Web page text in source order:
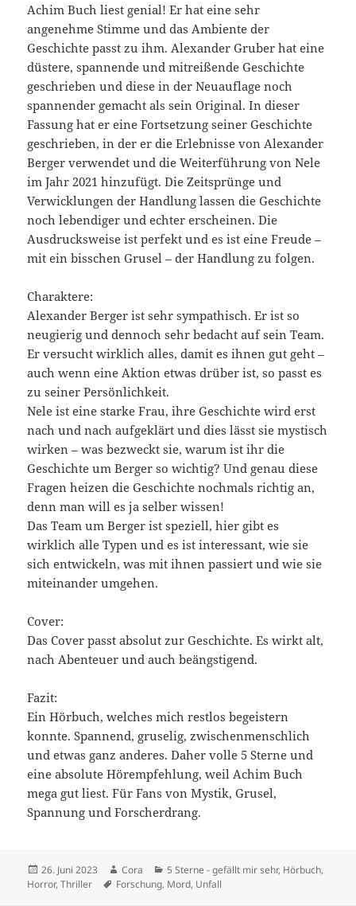
Achim Buch liest genial! Er hat eine sehr
angenehme Stimme und das Ambiente der
Geschichte passt zu ihm. Alexander Gruber hat eine
düstere, spannende und mitreißende Geschichte
geschrieben und diese in der Neuauflage noch
spannender gemacht als sein Original. In dieser
Fassung hat er eine Fortsetzung seiner Geschichte
geschrieben, in der er die Erlebnisse von Alexander
Berger verwendet und die Weiterführung von Nele
im Jahr 2021 hinzufügt. Die Zeitsprünge und
Verwicklungen der Handlung lassen die Geschichte
noch lebendiger und echter erscheinen. Die
Ausdrucksweise ist perfekt und es ist eine Freude –
mit ein bisschen Grusel – der Handlung zu folgen.
Charaktere:
Alexander Berger ist sehr sympathisch. Er ist so
neugierig und dennoch sehr bedacht auf sein Team.
Er versucht wirklich alles, damit es ihnen gut geht –
auch wenn eine Aktion etwas drüber ist, so passt es
zu seiner Persönlichkeit.
Nele ist eine starke Frau, ihre Geschichte wird erst
nach und nach aufgeklärt und dies lässt sie mystisch
wirken – was bezweckt sie, warum ist ihr die
Geschichte um Berger so wichtig? Und genau diese
Fragen heizen die Geschichte nochmals richtig an,
denn man will es ja selber wissen!
Das Team um Berger ist speziell, hier gibt es
wirklich alle Typen und es ist interessant, wie sie
sich entwickeln, was mit ihnen passiert und wie sie
miteinander umgehen.
Cover:
Das Cover passt absolut zur Geschichte. Es wirkt alt,
nach Abenteuer und auch beängstigend.
Fazit:
Ein Hörbuch, welches mich restlos begeistern
konnte. Spannend, gruselig, zwischenmenschlich
und etwas ganz anderes. Daher volle 5 Sterne und
eine absolute Hörempfehlung, weil Achim Buch
mega gut liest. Für Fans von Mystik, Grusel,
Spannung und Forscherdrang.
Veröffentlicht
am
26. Juni 2023 Autor
Cora Kategorien
5 Sterne - gefällt mir sehr, Hörbuch,
Horror,Thriller Schlagwörter
Forschung, Mord, Unfall